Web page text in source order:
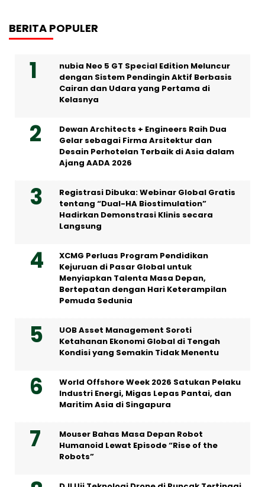
BERITA POPULER
nubia Neo 5 GT Special Edition Meluncur
dengan Sistem Pendingin Aktif Berbasis
Cairan dan Udara yang Pertama di
Kelasnya
Dewan Architects + Engineers Raih Dua
Gelar sebagai Firma Arsitektur dan
Desain Perhotelan Terbaik di Asia dalam
Ajang AADA 2026
Registrasi Dibuka: Webinar Global Gratis
tentang “Dual-HA Biostimulation”
Hadirkan Demonstrasi Klinis secara
Langsung
XCMG Perluas Program Pendidikan
Kejuruan di Pasar Global untuk
Menyiapkan Talenta Masa Depan,
Bertepatan dengan Hari Keterampilan
Pemuda Sedunia
UOB Asset Management Soroti
Ketahanan Ekonomi Global di Tengah
Kondisi yang Semakin Tidak Menentu
World Offshore Week 2026 Satukan Pelaku
Industri Energi, Migas Lepas Pantai, dan
Maritim Asia di Singapura
Mouser Bahas Masa Depan Robot
Humanoid Lewat Episode “Rise of the
Robots”